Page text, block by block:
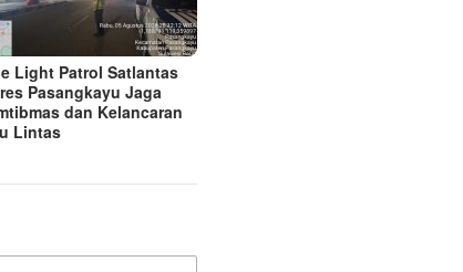
Light Patrol Satlantas
Pasangkayu Jaga
dan Kelancaran
Lintas